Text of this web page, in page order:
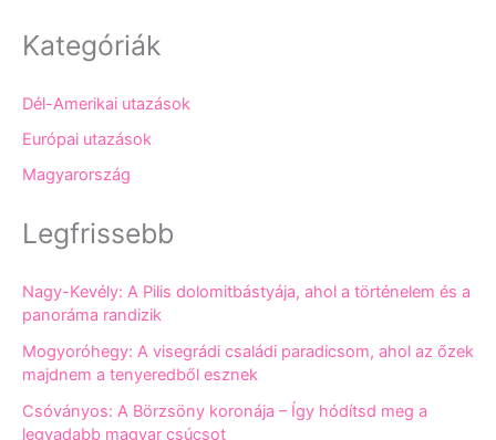
Kategóriák
Dél-Amerikai utazások
Európai utazások
Magyarország
Legfrissebb
Nagy-Kevély: A Pilis dolomitbástyája, ahol a történelem és a
panoráma randizik
Mogyoróhegy: A visegrádi családi paradicsom, ahol az őzek
majdnem a tenyeredből esznek
Csóványos: A Börzsöny koronája – Így hódítsd meg a
legvadabb magyar csúcsot